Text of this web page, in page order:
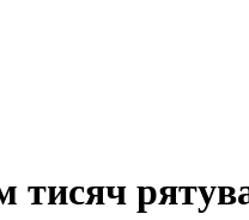
тисяч